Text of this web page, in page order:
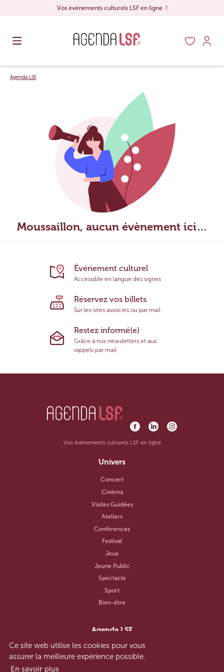
Ce site web utilise les cookies pour vous
assurer la meilleure expérience possible.
En savoir plus
Vos événements culturels LSF en ligne !
Agenda LSF
Moussaillon, aucun évènement ici…
Événement culturel
Accessible en langue des signes
Réservez vos billets
Sur les sites associés ou par mail
Restez informé(e)
Grâce à nos newsletters et aux
rappels par mail
Vos événements culturels LSF en ligne
Univers
Concert
Cinéma
Visites Guidées
Ateliers
Conférences
Festival
Jeux
Jeune Public
Spectacle
Sport
Bien-être
Agenda LSF
Notre concept
Aide et contact